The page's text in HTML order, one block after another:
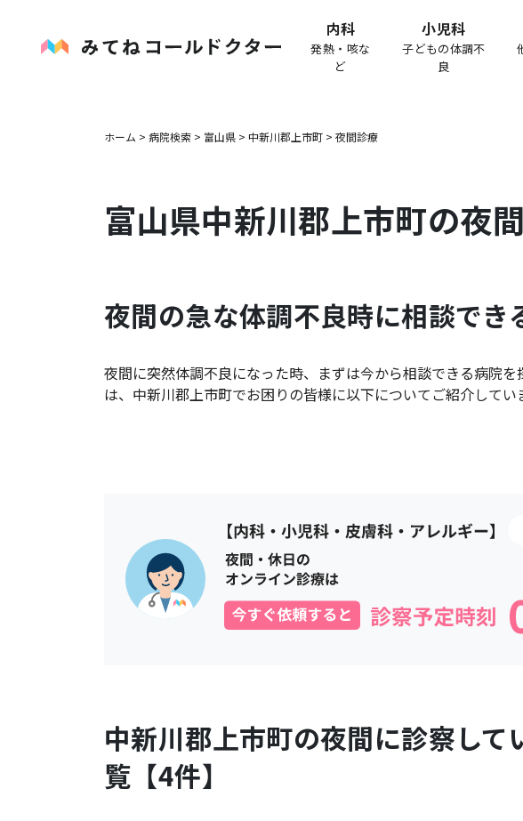
内科
発熱・咳な
ど
小児科
子どもの体調不
良
ホーム > 病院検索 > 富山県 > 中新川郡上市町 > 夜間診療
富山県中新川郡上市町の夜
夜間の急な体調不良時に相談でき
夜間に突然体調不良になった時、まずは今から相談できる病院
は、 中新川郡上市町でお困りの皆様に以下についてご紹介してい
中新川郡上市町の夜間に診察して
覧【4件】